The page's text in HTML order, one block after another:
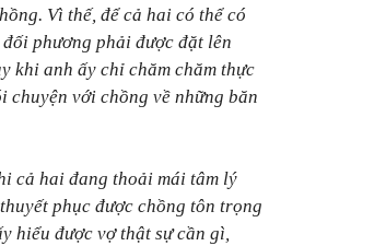
Vì thế, để cả hai có thể có
phương phải được đặt lên
khi anh ấy chỉ chăm chăm thực
chuyện với chồng về những băn
cả hai đang thoải mái tâm lý
phục được chồng tôn trọng
hiểu được vợ thật sự cần gì,